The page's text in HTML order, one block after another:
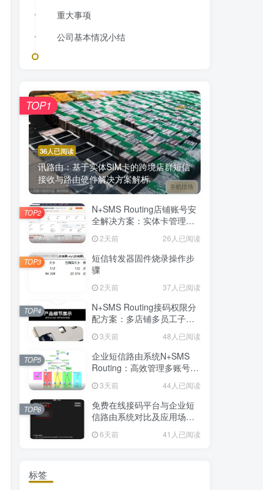
重大事项
公司基本情况小结
36人已阅读
讯路由：基于实体SIM卡的跨境店群短信
接收与路由硬件解决方案解析
TOP1
N+SMS Routing店铺账号安
全解决方案：实体卡管理与
2天前 26人已阅读
TOP2
短信转发器固件烧录操作步
骤
2天前 37人已阅读
TOP3
N+SMS Routing接码权限分
配方案：多店铺多员工子账
3天前 48人已阅读
TOP4
企业短信路由系统N+SMS
Routing：高效管理多账号验
3天前 44人已阅读
TOP5
免费在线接码平台与企业短
信路由系统对比及应用场景
详解
6天前 41人已阅读
TOP6
标签